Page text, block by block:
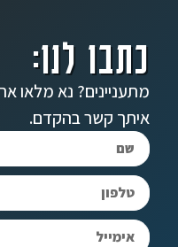
כתבו לנו:
מתעניינים? נא מלאו
איתך קשר בהקדם.